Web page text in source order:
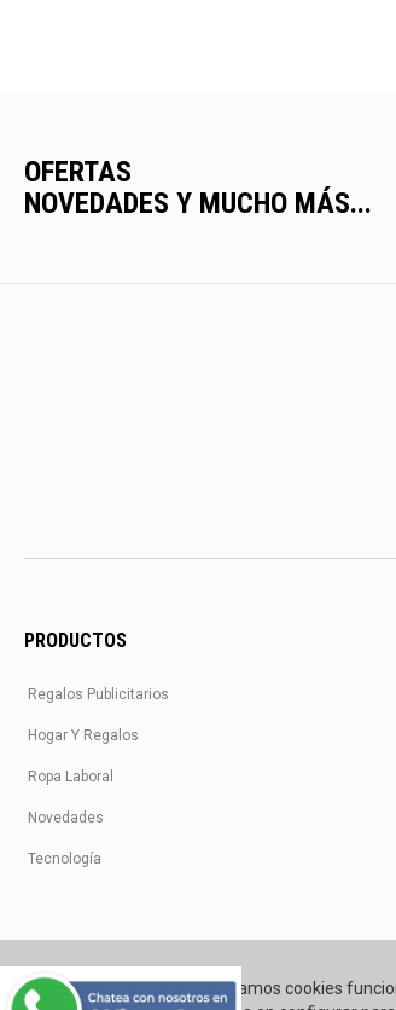
OFERTAS
NOVEDADES Y MUCHO MÁS...
PRODUCTOS
Regalos Publicitarios
Hogar Y Regalos
Ropa Laboral
Novedades
Tecnología
Utilizamos cookies